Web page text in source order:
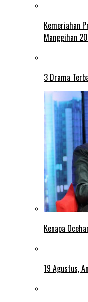
Kemeriahan
Manggihan
3 Drama
Kenapa
19 Agustus,